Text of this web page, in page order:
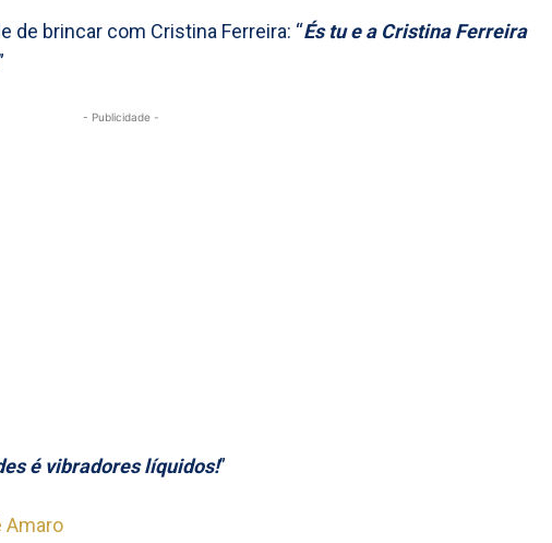
de brincar com Cristina Ferreira: “És tu e a Cristina Ferreira
- Publicidade -
é vibradores líquidos!”
Amaro